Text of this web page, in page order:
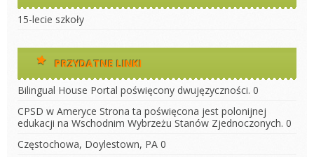
15-lecie szkoły
PRZYDATNE LINKI
Bilingual House Portal poświęcony dwujęzyczności. 0
CPSD w Ameryce Strona ta poświęcona jest polonijnej
edukacji na Wschodnim Wybrzeżu Stanów Zjednoczonych. 0
Częstochowa, Doylestown, PA 0